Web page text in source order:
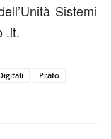
Sistemi
.it.
Prato